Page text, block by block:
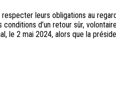
leurs obligations au
d’un retour sûr,
le 2 mai 2024, alors que la